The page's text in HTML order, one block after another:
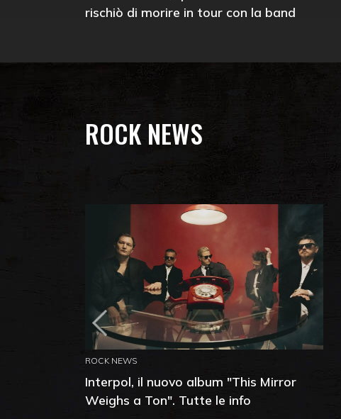
rischiò di morire in tour con la band
ROCK NEWS
ROCK NEWS
Interpol, il nuovo album "This Mirror
Weighs a Ton". Tutte le info